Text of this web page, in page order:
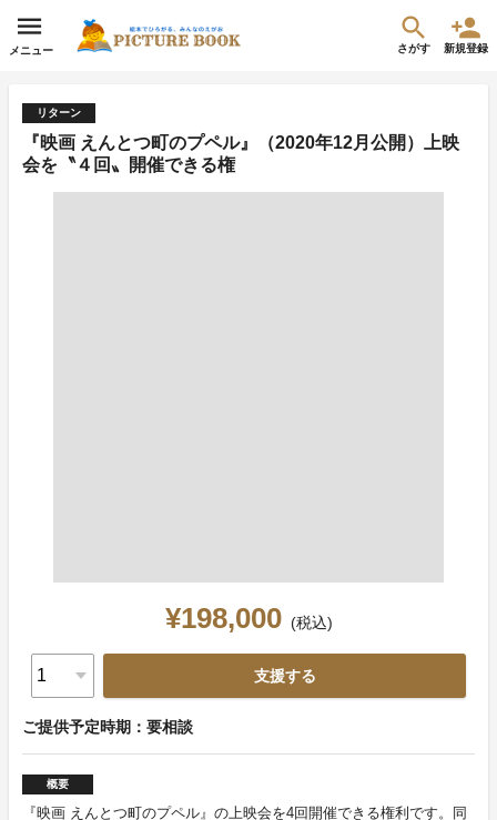
メニュー さがす 新規登録
リターン
『映画 えんとつ町のプペル』（2020年12月公開）上映
会を〝４回〟開催できる権
¥198,000 (税込)
支援する
ご提供予定時期：要相談
概要
『映画 えんとつ町のプペル』の上映会を4回開催できる権利です。同